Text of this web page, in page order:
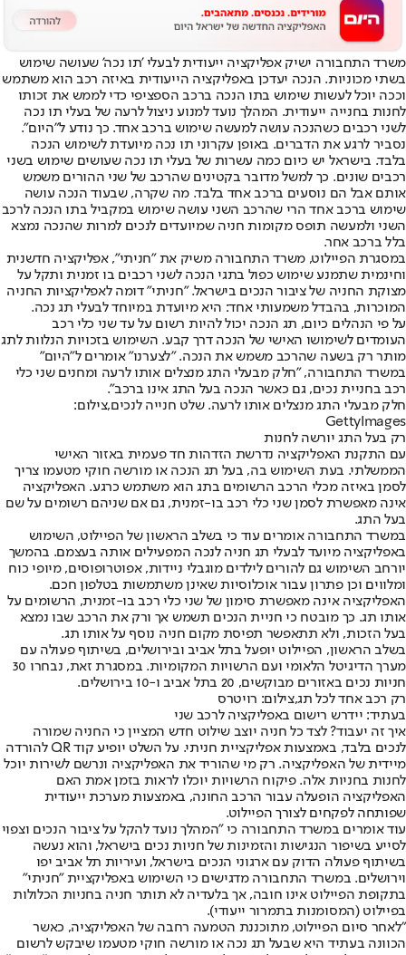
משרד התחבורה ישיק אפליקציה ייעודית לבעלי 'תו נכה' שעושה שימוש
בשתי מכוניות. הנכה יעדכן באפליקציה הייעודית באיזה רכב הוא משתמש
וככה יוכל לעשות שימוש בתו הנכה ברכב הספציפי כדי לממש את זכותו
לחנות בחנייה ייעודית. המהלך נועד למנוע ניצול לרעה של בעלי תו נכה
לשני רכבים כשהנכה עושה למעשה שימוש ברכב אחד. כך נודע ל"היום".
נסביר לרגע את הדברים. באופן עקרוני תו נכה מיועדת לשימוש הנכה
בלבד. בישראל יש כיום כמה עשרות של בעלי תו נכה שעושים שימוש בשני
רכבים שונים. כך למשל מדובר בקטינים שהרכב של שני ההורים משמש
אותם אבל הם נוסעים ברכב אחד בלבד. מה שקרה, שבעוד הנכה עושה
שימוש ברכב אחד הרי שהרכב השני עושה שימוש במקביל בתו הנכה לרכב
השני ולמעשה תופס מקומות חניה שמיועדים לנכים למרות שהנכה נמצא
בלל ברכב אחר.
במסגרת הפיילוט, משרד התחבורה משיק את "חניתי", אפליקציה חדשנית
וחינמית שתמנע שימוש כפול בתגי הנכה לשני רכבים בו זמנית ותקל על
מצוקת החניה של ציבור הנכים בישראל. "חניתי" דומה לאפליקציות החניה
המוכרות, בהבדל משמעותי אחד: היא מיועדת במיוחד לבעלי תג נכה.
על פי הנהלים כיום, תג הנכה יכול להיות רשום על עד שני כלי רכב
העומדים לשימושו האישי של הנכה דרך קבע. השימוש בזכויות הנלוות לתג
מותר רק בשעה שהרכב משמש את הנכה. ״לצערנו״ אומרים ל"היום"
במשרד התחבורה, "חלק מבעלי התג מנצלים אותו לרעה ומחנים שני כלי
רכב בחניית נכים, גם כאשר הנכה בעל התג אינו ברכב".
חלק מבעלי התג מנצלים אותו לרעה. שלט חנייה לנכים,צילום:
GettyImages
רק בעל התג יורשה לחנות
עם התקנת האפליקציה נדרשת הזדהות חד פעמית באזור האישי
הממשלתי. בעת השימוש בה, בעל תג הנכה או מורשה חוקי מטעמו צריך
לסמן באיזה מכלי הרכב הרשומים בתג הוא משתמש כרגע. האפליקציה
אינה מאפשרת לסמן שני כלי רכב בו-זמנית, גם אם שניהם רשומים על שם
בעל התג.
במשרד התחבורה אומרים עוד כי בשלב הראשון של הפיילוט, השימוש
באפליקציה מיועד לבעלי תג חניה לנכה המפעילים אותה בעצמם. בהמשך
יורחב השימוש גם להורים לילדים מוגבלי ניידות, אפוטרופוסים, מיופי כוח
ומלווים וכן פתרון עבור אוכלוסיות שאינן משתמשות בטלפון חכם.
האפליקציה אינה מאפשרת סימון של שני כלי רכב בו-זמנית, הרשומים על
אותו תג. כך מובטח כי חניית הנכים תשמש אך ורק את הרכב שבו נמצא
בעל הזכות, ולא תתאפשר תפיסת מקום חניה נוסף על אותו תג.
בשלב הראשון, הפיילוט יופעל בתל אביב ובירושלים, בשיתוף פעולה עם
מערך הדיגיטל הלאומי ועם הרשויות המקומיות. במסגרת זאת, נבחרו 30
חניות נכים באזורים מבוקשים, 20 בתל אביב ו-10 בירושלים.
רק רכב אחד לכל תג,צילום: רויטרס
בעתיד: יידרש רישום באפליקציה לרכב שני
איך זה יעבוד? לצד כל חניה יוצב שילוט חדש המציין כי החניה שמורה
לנכים בלבד, באמצעות אפליקציית חניתי. על השלט יופיע קוד QR להורדה
מיידית של האפליקציה. רק מי שהוריד את האפליקציה ונרשם לשירות יוכל
לחנות בחניות אלה. פיקוח הרשויות יוכלו לראות בזמן אמת האם
האפליקציה הופעלה עבור הרכב החונה, באמצעות מערכת ייעודית
שפותחה לפקחים לצורך הפיילוט.
עוד אומרים במשרד התחבורה כי "המהלך נועד להקל על ציבור הנכים וצפוי
לסייע בשיפור הנגישות והזמינות של חניות נכים בישראל, והוא נעשה
בשיתוף פעולה הדוק עם ארגוני הנכים בישראל, ועיריות תל אביב יפו
וירושלים. במשרד התחבורה מדגישים כי השימוש באפליקציית "חניתי"
בתקופת הפיילוט אינו חובה, אך בלעדיה לא תותר חניה בחניות הכלולות
בפיילוט (המסומנות בתמרור ייעודי).
"לאחר סיום הפיילוט, מתוכננת הטמעה רחבה של האפליקציה, כאשר
הכוונה בעתיד היא שבעל תג נכה או מורשה חוקי מטעמו שיבקש לרשום